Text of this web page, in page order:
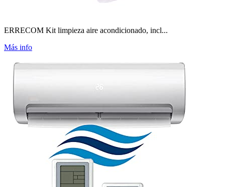
ERRECOM Kit limpieza aire acondicionado, incl...
Más info